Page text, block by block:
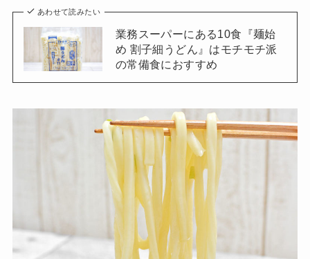
あわせて読みたい
業務スーパーにある10食『麺始
め 割子細うどん』はモチモチ派
の常備食におすすめ